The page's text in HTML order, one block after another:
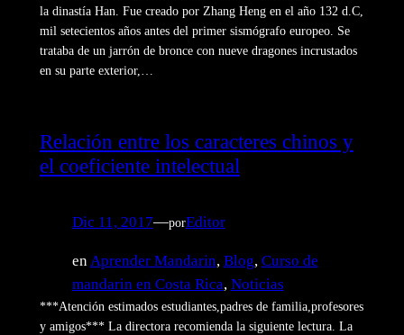
la dinastía Han. Fue creado por Zhang Heng en el año 132 d.C,
mil setecientos años antes del primer sismógrafo europeo. Se
trataba de un jarrón de bronce con nueve dragones incrustados
en su parte exterior,…
Relación entre los caracteres chinos y
el coeficiente intelectual
Dic 11, 2017—porEditor
enAprender Mandarin, Blog, Curso de
mandarin en Costa Rica, Noticias
***Atención estimados estudiantes,padres de familia,profesores
y amigos*** La directora recomienda la siguiente lectura. La